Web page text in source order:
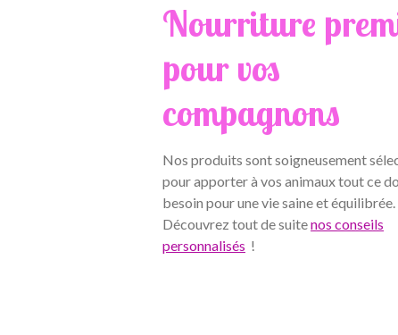
Nourriture
pour vos
compagnons
Nos produits sont soigneusement
pour apporter à vos animaux tout ce
besoin pour une vie saine et équilibrée.
Découvrez tout de suitenos conseils
personnalisés !